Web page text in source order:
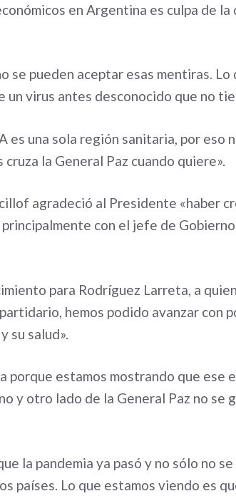
en Argentina es culpa de
se pueden aceptar esas mentiras. Lo
un virus antes desconocido que no
es una sola región sanitaria, por eso
la General Paz cuando quiere».
agradeció al Presidente «haber
con el jefe de
para Rodríguez Larreta, a
hemos podido avanzar con
su salud».
estamos mostrando que ese
y otro lado de la General Paz no se
la pandemia ya pasó y no sólo no
países. Lo que estamos viendo es